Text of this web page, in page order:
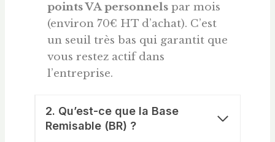
points VA personnels par mois
(environ 70€ HT d’achat). C’est
un seuil très bas qui garantit que
vous restez actif dans
l’entreprise.
2. Qu’est-ce que la Base
Remisable (BR) ?